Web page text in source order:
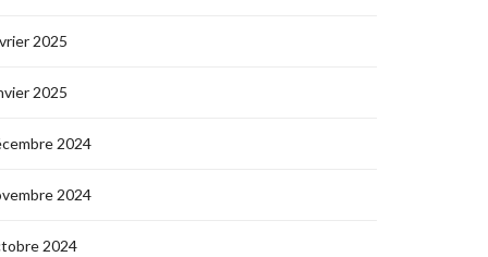
2025
2025
2024
2024
2024